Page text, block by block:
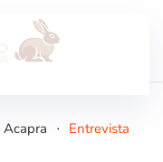
Acapra
Entrevista